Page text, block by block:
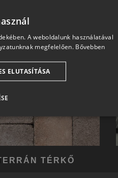
TÉRKŐ
A weboldalunk használatával
megfelelően. Bővebben
ELUTASÍTÁSA